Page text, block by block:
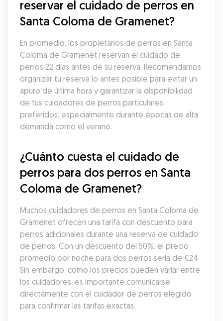
reservar el cuidado de perros en
Santa Coloma de Gramenet?
En promedio, los propietarios de perros en Santa
Coloma de Gramenet reservan el cuidado de
perros 22 días antes de su reserva. Recomendamos
organizar tu reserva lo antes posible para evitar un
apuro de última hora y garantizar la disponibilidad
de tus cuidadores de perros particulares
preferidos, especialmente durante épocas de alta
demanda como el verano.
¿Cuánto cuesta el cuidado de
perros para dos perros en Santa
Coloma de Gramenet?
Muchos cuidadores de perros en Santa Coloma de
Gramenet ofrecen una tarifa con descuento para
perros adicionales durante una reserva de cuidado
de perros. Con un descuento del 50%, el precio
promedio por noche para dos perros sería de €24.
Sin embargo, como los precios pueden variar entre
los cuidadores, es importante comunicarse
directamente con el cuidador de perros elegido
para confirmar las tarifas exactas.